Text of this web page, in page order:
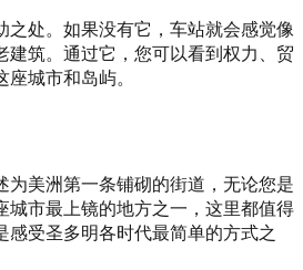
之处。如果没有它，车站就会感觉像
建筑。通过它，您可以看到权力、贸
城市和岛屿。
为美洲第一条铺砌的街道，无论您是
城市最上镜的地方之一，这里都值得
感受圣多明各时代最简单的方式之